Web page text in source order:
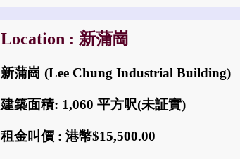
Location : 新蒲崗
新蒲崗 (Lee Chung Industrial Building)
建築面積: 1,060 平方呎(未証實)
租金叫價 : 港幣$15,500.00